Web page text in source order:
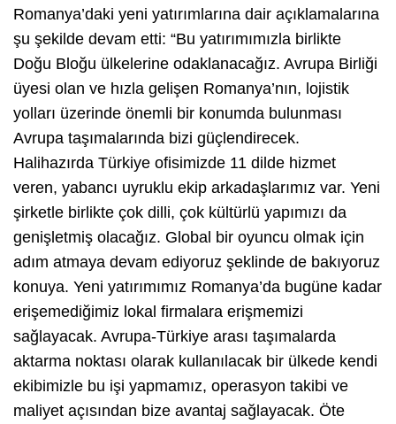
Romanya’daki yeni yatırımlarına dair açıklamalarına
şu şekilde devam etti: “Bu yatırımımızla birlikte
Doğu Bloğu ülkelerine odaklanacağız. Avrupa Birliği
üyesi olan ve hızla gelişen Romanya’nın, lojistik
yolları üzerinde önemli bir konumda bulunması
Avrupa taşımalarında bizi güçlendirecek.
Halihazırda Türkiye ofisimizde 11 dilde hizmet
veren, yabancı uyruklu ekip arkadaşlarımız var. Yeni
şirketle birlikte çok dilli, çok kültürlü yapımızı da
genişletmiş olacağız. Global bir oyuncu olmak için
adım atmaya devam ediyoruz şeklinde de bakıyoruz
konuya. Yeni yatırımımız Romanya’da bugüne kadar
erişemediğimiz lokal firmalara erişmemizi
sağlayacak. Avrupa-Türkiye arası taşımalarda
aktarma noktası olarak kullanılacak bir ülkede kendi
ekibimizle bu işi yapmamız, operasyon takibi ve
maliyet açısından bize avantaj sağlayacak. Öte